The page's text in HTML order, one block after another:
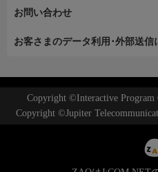
お問い合わせ
お客さまのデータ利用･外部送信
Copyright ©Interactive Program
Copyright ©Jupiter